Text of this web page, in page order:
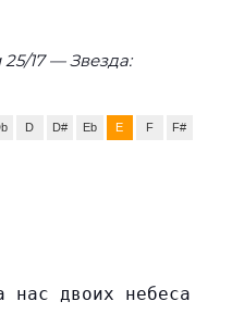
17 — Звезда:
D D# Eb E F F#
нас двоих небеса